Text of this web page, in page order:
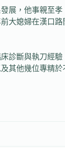
展，他事親至
大媳婦在漢口
診斷與執刀經
其他幾位專精